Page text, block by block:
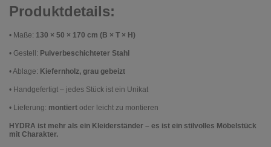
Produktdetails:
• Maße: 130 × 50 × 170 cm (B × T × H)
• Gestell: Pulverbeschichteter Stahl
•Ablage: Kiefernholz, grau gebeizt
• Handgefertigt – jedes Stück ist ein Unikat
• Lieferung: montiert oder leicht zu montieren
HYDRA ist mehr als ein Kleiderständer – es ist ein stilvolles Möbelstück
mit Charakter.